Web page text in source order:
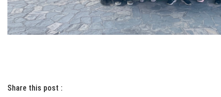
Share this post :